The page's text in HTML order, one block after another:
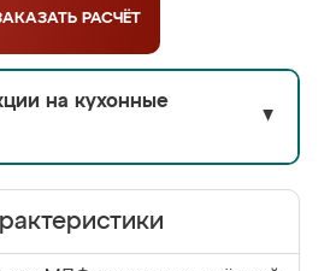
РАСЧЁТ
на кухонные
▼